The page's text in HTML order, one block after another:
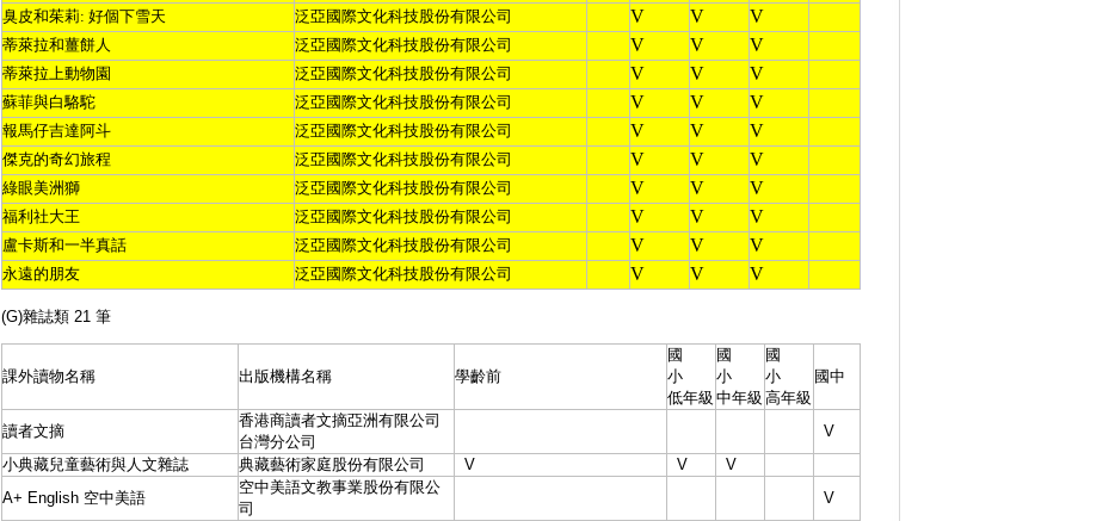
臭皮和茱莉: 好個下雪天 泛亞國際文化科技股份有限公司 V V V
蒂萊拉和薑餅人 泛亞國際文化科技股份有限公司 V V V
蒂萊拉上動物園 泛亞國際文化科技股份有限公司 V V V
蘇菲與白駱駝 泛亞國際文化科技股份有限公司 V V V
報馬仔吉達阿斗 泛亞國際文化科技股份有限公司 V V V
傑克的奇幻旅程 泛亞國際文化科技股份有限公司 V V V
綠眼美洲獅 泛亞國際文化科技股份有限公司 V V V
福利社大王 泛亞國際文化科技股份有限公司 V V V
盧卡斯和一半真話 泛亞國際文化科技股份有限公司 V V V
永遠的朋友 泛亞國際文化科技股份有限公司 V V V
(G)雜誌類 21 筆
課外讀物名稱 出版機構名稱 學齡前
國
小
低年級
國
小
中年級
國
小
高年級
國中
讀者文摘
香港商讀者文摘亞洲有限公司
台灣分公司
V
小典藏兒童藝術與人文雜誌
典藏藝術家庭股份有限公司 V V
V
A+ English 空中美語
空中美語文教事業股份有限公
司
V